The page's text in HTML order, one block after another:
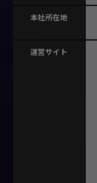
本社所在地
運営サイト